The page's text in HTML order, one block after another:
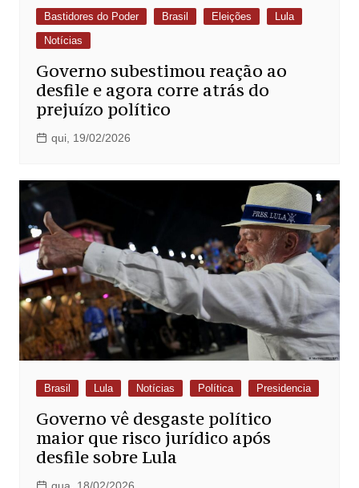
Bastidores do Poder Brasil Eleições
Lula
Notícias
Governo subestimou reação ao
desfile e agora corre atrás do
prejuízo político
qui, 19/02/2026
Brasil Lula Notícias Política Presidencia
Governo vê desgaste político
maior que risco jurídico após
desfile sobre Lula